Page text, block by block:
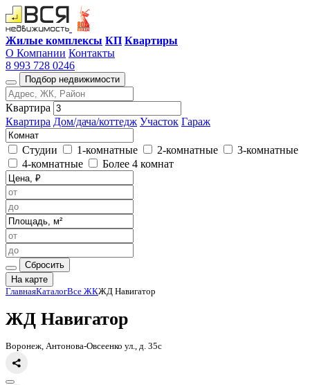
Жилые комплексы КП Квартиры
О Компании Контакты
8 993 728 0246
Подбор недвижимости
Квартира
Квартира Дом/дача/коттедж Участок Гараж
Студии 1-комнатные 2-комнатные
3-комнатные
4-комнатные
Более 4 комнат
Сбросить
На карте
Главная